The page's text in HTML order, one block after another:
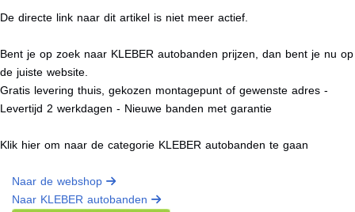
De directe link naar dit artikel is niet meer actief.
Bent je op zoek naar KLEBER autobanden prijzen, dan bent je nu op
de juiste website.
Gratis levering thuis, gekozen montagepunt of gewenste adres -
Levertijd 2 werkdagen - Nieuwe banden met garantie
Klik hier om naar de categorie KLEBER autobanden te gaan
Naar de webshop
Naar KLEBER autobanden